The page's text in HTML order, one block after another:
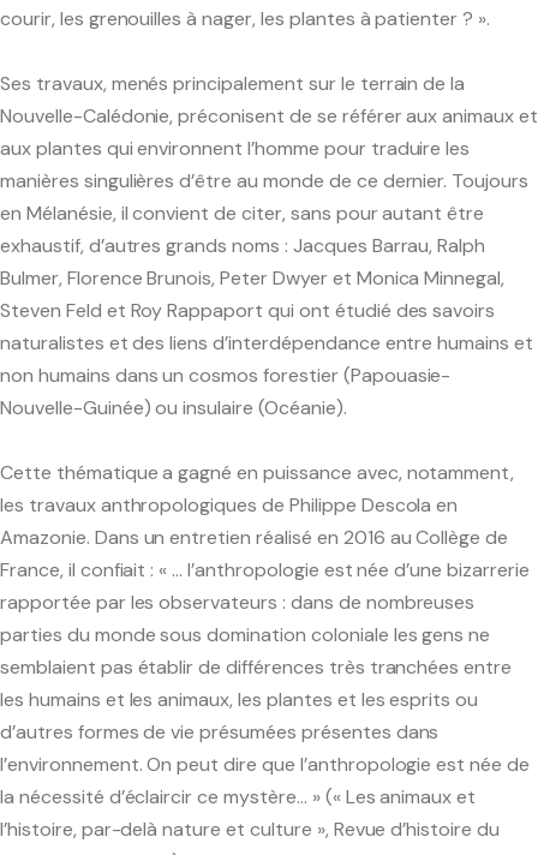
courir, les grenouilles à nager, les plantes à patienter ? ».
Ses travaux, menés principalement sur le terrain de la
Nouvelle-Calédonie, préconisent de se référer aux animaux et
aux plantes qui environnent l’homme pour traduire les
manières singulières d’être au monde de ce dernier. Toujours
en Mélanésie, il convient de citer, sans pour autant être
exhaustif, d’autres grands noms : Jacques Barrau, Ralph
Bulmer, Florence Brunois, Peter Dwyer et Monica Minnegal,
Steven Feld et Roy Rappaport qui ont étudié des savoirs
naturalistes et des liens d’interdépendance entre humains et
non humains dans un cosmos forestier (Papouasie-
Nouvelle-Guinée) ou insulaire (Océanie).
Cette thématique a gagné en puissance avec, notamment,
les travaux anthropologiques de Philippe Descola en
Amazonie. Dans un entretien réalisé en 2016 au Collège de
France, il confiait : « … l’anthropologie est née d’une bizarrerie
rapportée par les observateurs : dans de nombreuses
parties du monde sous domination coloniale les gens ne
semblaient pas établir de différences très tranchées entre
les humains et les animaux, les plantes et les esprits ou
d’autres formes de vie présumées présentes dans
l’environnement. On peut dire que l’anthropologie est née de
la nécessité d’éclaircir ce mystère… » (« Les animaux et
l’histoire, par-delà nature et culture », Revue d’histoire du